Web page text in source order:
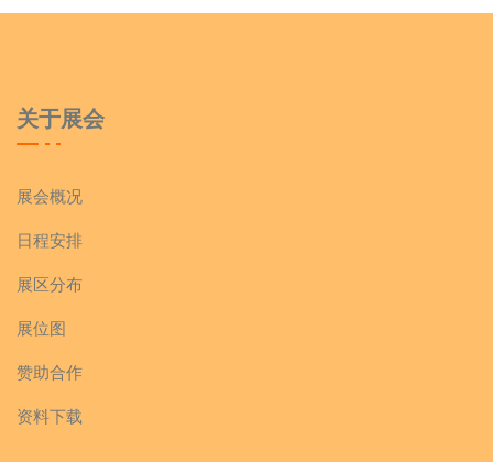
关于展会
展会概况
日程安排
展区分布
展位图
赞助合作
资料下载